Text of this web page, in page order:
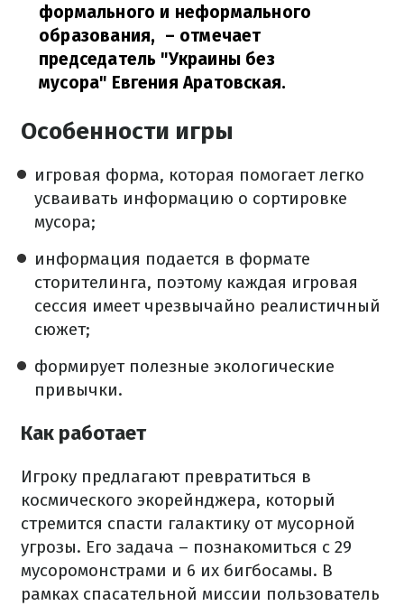
формального и неформального
образования, – отмечает
председатель "Украины без
мусора" Евгения Аратовская.
Особенности игры
игровая форма, которая помогает легко
усваивать информацию о сортировке
мусора;
информация подается в формате
сторителинга, поэтому каждая игровая
сессия имеет чрезвычайно реалистичный
сюжет;
формирует полезные экологические
привычки.
Как работает
Игроку предлагают превратиться в
космического экорейнджера, который
стремится спасти галактику от мусорной
угрозы. Его задача – познакомиться с 29
мусоромонстрами и 6 их бигбосамы. В
рамках спасательной миссии пользователь